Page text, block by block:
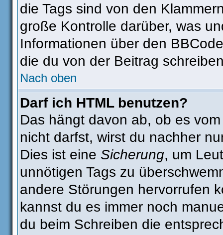
die Tags sind von den
große Kontrolle darüber, was
Informationen über den
die du von der Beitrag
Nach oben
Darf ich HTML benutzen?
Das hängt davon ab, ob es
nicht darfst, wirst du nachher
Dies ist eine Sicherung, um
unnötigen Tags zu
andere Störungen hervorrufen
kannst du es immer noch
du beim Schreiben die